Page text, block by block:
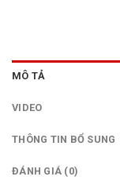
MÔ TẢ
VIDEO
THÔNG TIN BỔ SUNG
ĐÁNH GIÁ (0)